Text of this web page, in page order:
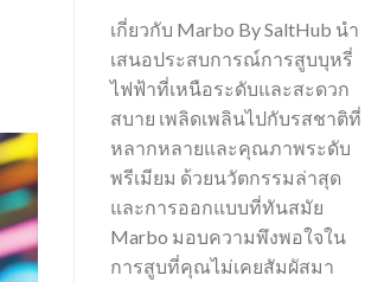
เกี่ยวกับ Marbo By SaltHub นำ
เสนอประสบการณ์การสูบบุหรี่
ไฟฟ้าที่เหนือระดับและสะดวก
สบาย เพลิดเพลินไปกับรสชาติที่
หลากหลายและคุณภาพระดับ
พรีเมียม ด้วยนวัตกรรมล่าสุด
และการออกแบบที่ทันสมัย
Marbo มอบความพึงพอใจใน
การสูบที่คุณไม่เคยสัมผัสมา